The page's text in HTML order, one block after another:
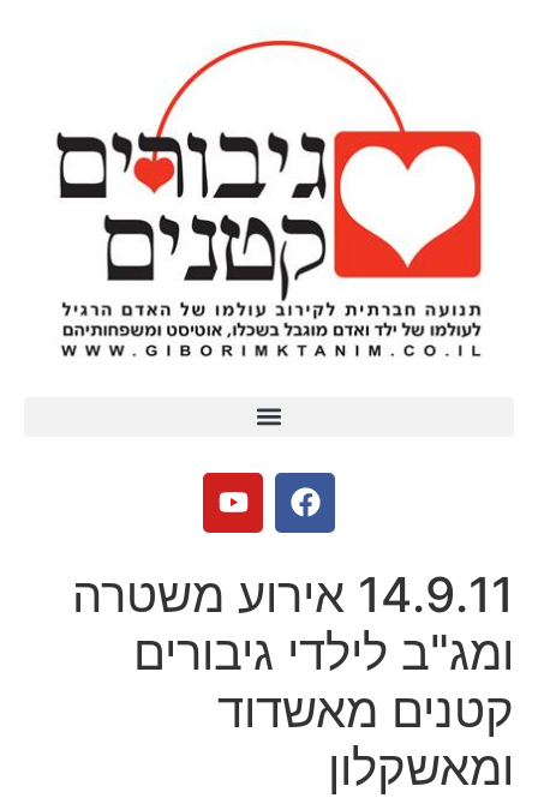
14.9.11 אירוע משטרה
ומג"ב לילדי גיבורים
קטנים מאשדוד
ומאשקלון